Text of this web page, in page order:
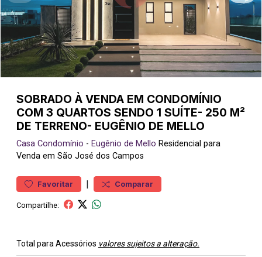
SOBRADO À VENDA EM CONDOMÍNIO
COM 3 QUARTOS SENDO 1 SUÍTE- 250 M²
DE TERRENO- EUGÊNIO DE MELLO
Casa Condomínio - Eugênio de Mello Residencial para
Venda em São José dos Campos
Favoritar | Comparar
Compartilhe:
Total para Acessórios valores sujeitos a alteração.